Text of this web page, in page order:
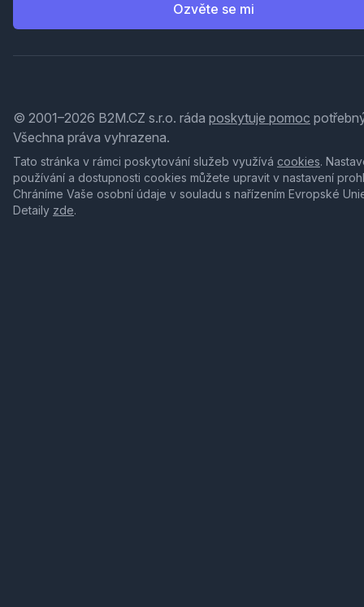
Ozvěte se mi
© 2001–2026 B2M.CZ s.r.o. ráda poskytuje pomoc
Všechna práva vyhrazena.
Tato stránka v rámci poskytování služeb využívá cookies.
používání a dostupnosti cookies můžete upravit v nastavení
Chráníme Vaše osobní údaje v souladu s nařízením Evropské
Detaily zde.